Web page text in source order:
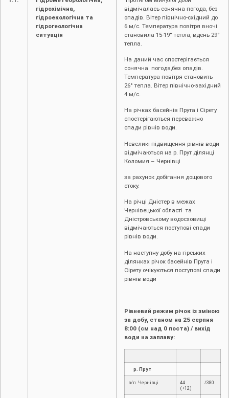
гідрохімічна,
гідроекологічна та
гідрогеологічна
ситуація
відмічалась сонячна погода, без
опадів. Вітер північно-східний до
6 м/с. Температура повітря вночі
становила 15-19° тепла, вдень 29°
тепла.
На даний час спостерігається
сонячна погода,без опадів.
Температура повітря становить
26° тепла. Вітер північно-західний
4 м/с.
На річках басейнів Прута і Сірету
спостерігаються переважно
спади рівнів води.
Невеликі підвищення рівнів води
відмічаються на р. Прут ділянці
Коломия – Чернівці
за рахунок добігання дощового
стоку.
На річці Дністер в межах
Чернівецької області та
Дністровському водосховищі
відмічаються поступові спади
рівнів води.
На наступну добу на гірських
ділянках річок басейнів Прута і
Сірету очікуються поступові спади
рівнів води
Рівневий режим річок із зміною
за добу, станом на 25 серпня
8:00 (см над 0 поста) / вихід
води на заплаву:
р. Прут
в/п Чернівці
44
(+12)
/380